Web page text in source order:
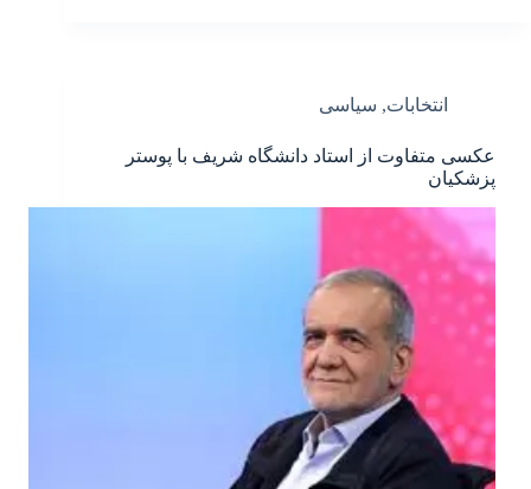
انتخابات, سیاسی
عکسی متفاوت از استاد دانشگاه شریف با پوستر
پزشکیان